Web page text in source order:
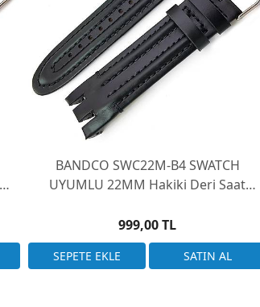
BANDCO SWC22M-B4 SWATCH
UYUMLU 22MM Hakiki Deri Saat
999,00 TL